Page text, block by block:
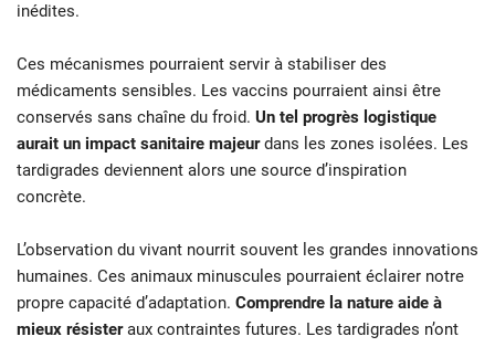
inédites.
Ces mécanismes pourraient servir à stabiliser des
médicaments sensibles. Les vaccins pourraient ainsi être
conservés sans chaîne du froid. Un tel progrès logistique
aurait un impact sanitaire majeurdans les zones isolées. Les
tardigrades deviennent alors une source d’inspiration
concrète.
L’observation du vivant nourrit souvent les grandes innovations
humaines. Ces animaux minuscules pourraient éclairer notre
propre capacité d’adaptation. Comprendre la nature aide à
mieux résisteraux contraintes futures. Les tardigrades n’ont